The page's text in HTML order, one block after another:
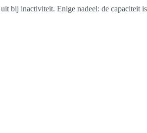
bij inactiviteit. Enige nadeel: de capaciteit